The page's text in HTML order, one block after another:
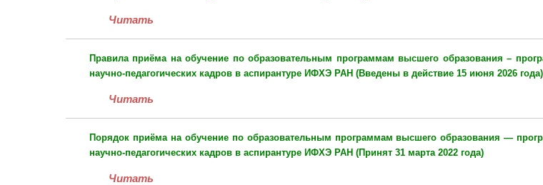
Читать
Правилаприёма на обучение по образовательным программам высшего образования –
научно-педагогических кадров в аспирантуре ИФХЭ РАН (Введены в действие 15 июня 2026 года)
Читать
Порядок приёма на обучение по образовательным программам высшего образования —
научно-педагогических кадров в аспирантуре ИФХЭ РАН (Принят 31 марта 2022 года)
Читать